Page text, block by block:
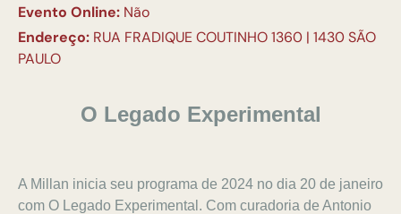
Evento Online: Não
Endereço: RUA FRADIQUE COUTINHO 1360 | 1430 SÃO
PAULO
O Legado Experimental
A Millan inicia seu programa de 2024 no dia 20 de janeiro
com O Legado Experimental. Com curadoria de Antonio